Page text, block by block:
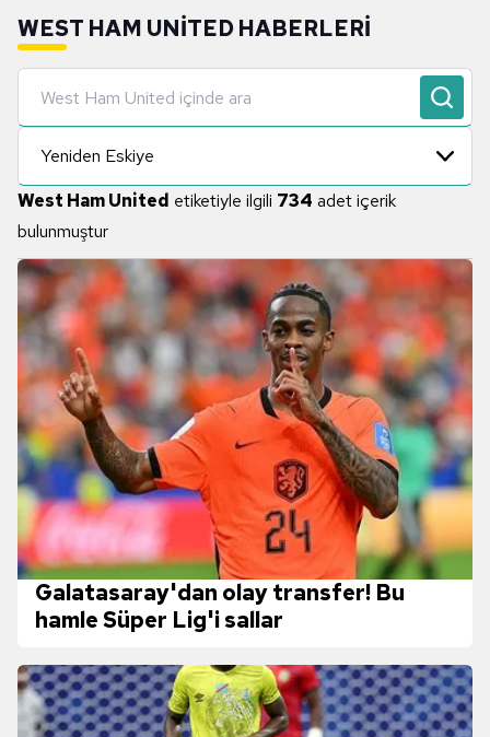
WEST HAM UNITED HABERLERI
Yeniden Eskiye
West Ham United etiketiyle ilgili 734 adet içerik
bulunmuştur
Galatasaray'dan olay transfer! Bu
hamle Süper Lig'i sallar